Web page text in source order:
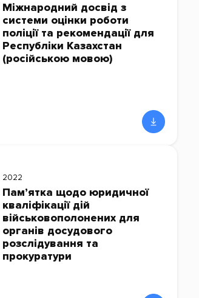
Міжнародний досвід з
системи оцінки роботи
поліції та рекомендації для
Республіки Казахстан
(російською мовою)
2022
Пам’ятка щодо юридичної
кваліфікації дій
військовополонених для
органів досудового
розслідування та
прокуратури